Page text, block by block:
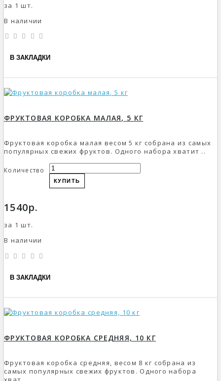
за 1 шт.
В наличии
В ЗАКЛАДКИ
ФРУКТОВАЯ КОРОБКА МАЛАЯ, 5 КГ
Фруктовая коробка малая весом 5 кг собрана из самых
популярных свежих фруктов. Одного набора хватит ..
Количество
КУПИТЬ
1540р.
за 1 шт.
В наличии
В ЗАКЛАДКИ
ФРУКТОВАЯ КОРОБКА СРЕДНЯЯ, 10 КГ
Фруктовая коробка средняя, весом 8 кг собрана из
самых популярных свежих фруктов. Одного набора